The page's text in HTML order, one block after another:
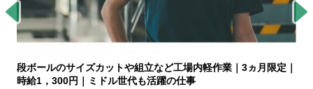
段ボールのサイズカットや組立など工場内軽作業｜3ヵ月限定｜
時給1，300円｜ミドル世代も活躍の仕事